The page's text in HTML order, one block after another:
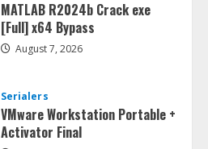
MATLAB R2024b Crack exe
[Full] x64 Bypass
August 7, 2026
Serialers
VMware Workstation Portable +
Activator Final